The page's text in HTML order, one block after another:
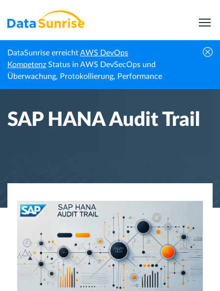
DataSunrise erreichtAWS DevOps
Kompetenz Status in AWS DevSecOps und
Überwachung, Protokollierung, Performance
Startseite Wissenszentrum SAP HANA Audit Trail
SAP HANA Audit Trail